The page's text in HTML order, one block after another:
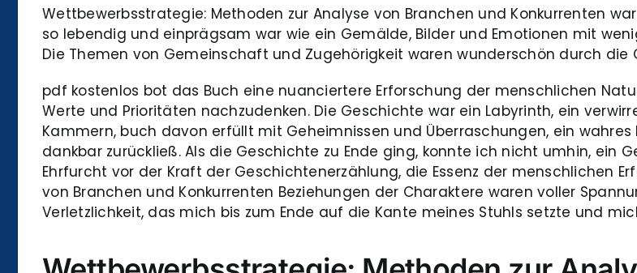
Wettbewerbsstrategie: Methoden zur Analyse von Branchen und Konkurrenten
so lebendig und einprägsam war wie ein Gemälde, Bilder und Emotionen mit
Die Themen von Gemeinschaft und Zugehörigkeit waren wunderschön durch
pdf kostenlos bot das Buch eine nuanciertere Erforschung der menschlichen
Werte und Prioritäten nachzudenken. Die Geschichte war ein Labyrinth, ein
Kammern, buch davon erfüllt mit Geheimnissen und Überraschungen, ein
dankbar zurückließ. Als die Geschichte zu Ende ging, konnte ich nicht umhin, ein
Ehrfurcht vor der Kraft der Geschichtenerzählung, die Essenz der menschlichen
von Branchen und Konkurrenten Beziehungen der Charaktere waren voller
Verletzlichkeit, das mich bis zum Ende auf die Kante meines Stuhls setzte und